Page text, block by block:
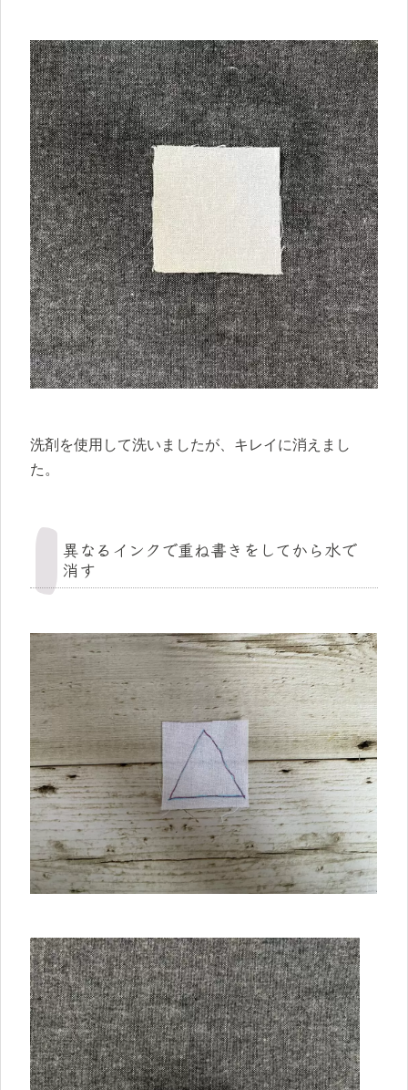
洗剤を使用して洗いましたが、キレイに消えまし
た。
異なるインクで重ね書きをしてから水で
消す